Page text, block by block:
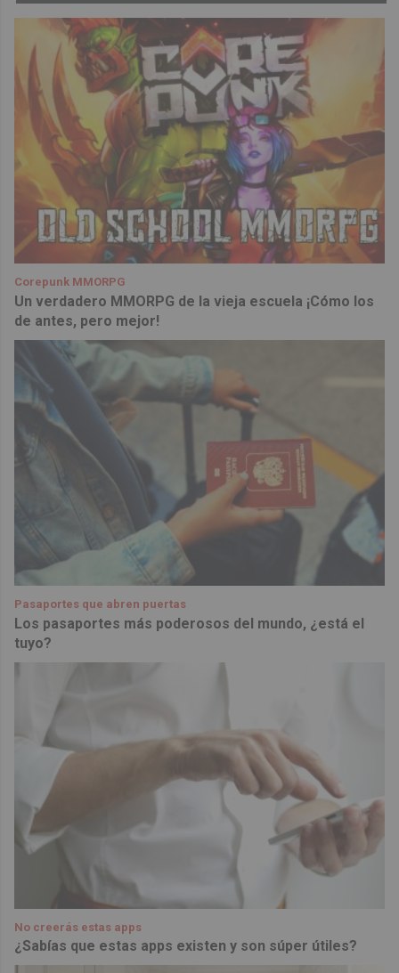
Corepunk MMORPG
Un verdadero MMORPG de la vieja escuela ¡Cómo los
de antes, pero mejor!
Pasaportes que abren puertas
Los pasaportes más poderosos del mundo, ¿está el
tuyo?
No creerás estas apps
¿Sabías que estas apps existen y son súper útiles?